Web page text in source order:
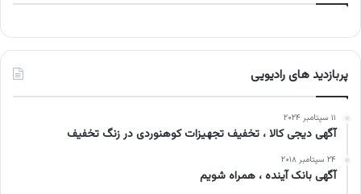
پربازدید های رادیویی
۱۱ سپتامبر ۲۰۲۴
آگهی دیجی کالا ، تخفیف تجهیزات کوهنوردی در زنگ تخفیف
۲۴ سپتامبر ۲۰۱۸
آگهی بانک آینده ، همراه شویم